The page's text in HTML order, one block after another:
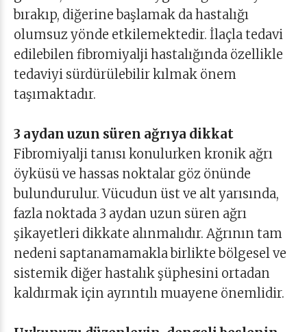
bırakıp, diğerine başlamak da hastalığı
olumsuz yönde etkilemektedir. İlaçla tedavi
edilebilen fibromiyalji hastalığında özellikle
tedaviyi sürdürülebilir kılmak önem
taşımaktadır.
3 aydan uzun süren ağrıya dikkat
Fibromiyalji tanısı konulurken kronik ağrı
öyküsü ve hassas noktalar göz önünde
bulundurulur. Vücudun üst ve alt yarısında,
fazla noktada 3 aydan uzun süren ağrı
şikayetleri dikkate alınmalıdır. Ağrının tam
nedeni saptanamamakla birlikte bölgesel ve
sistemik diğer hastalık şüphesini ortadan
kaldırmak için ayrıntılı muayene önemlidir.